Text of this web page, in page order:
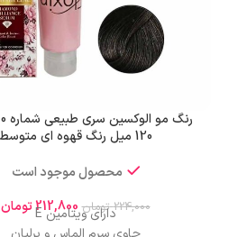
120 میل رنگ قهوه ای متوسط
محصول موجود است
224,000 تومان 212,800تومان
دارای ویتامین E